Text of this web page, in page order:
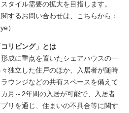
タイル需要の拡大を目指します。
するお問い合わせは、こちらから：
）
リビング」とは
成に重点を置いたシェアハウスの一
独立した住戸のほか、入居者が随時
ウンジなどの共有スペースを備えて
月～2年間の入居が可能で、入居者
リを通じ、住まいの不具合等に関す